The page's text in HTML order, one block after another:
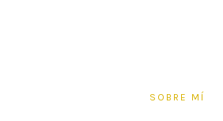
SOBRE MÍ